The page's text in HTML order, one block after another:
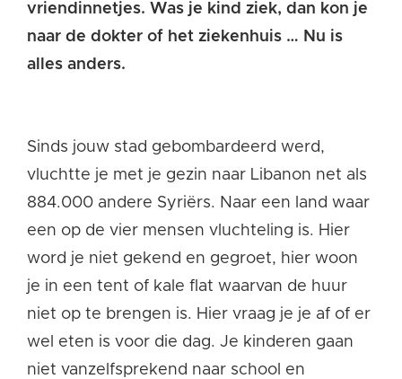
vriendinnetjes. Was je kind ziek, dan kon je
naar de dokter of het ziekenhuis … Nu is
alles anders.
Sinds jouw stad gebombardeerd werd,
vluchtte je met je gezin naar Libanon net als
884.000 andere Syriërs. Naar een land waar
een op de vier mensen vluchteling is. Hier
word je niet gekend en gegroet, hier woon
je in een tent of kale flat waarvan de huur
niet op te brengen is. Hier vraag je je af of er
wel eten is voor die dag. Je kinderen gaan
niet vanzelfsprekend naar school en